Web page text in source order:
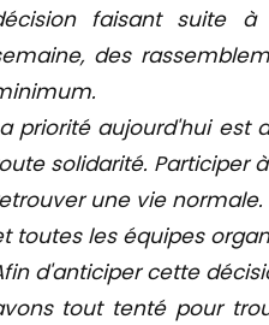
faisant suite à
des
priorité aujourd'hui est
solidarité. Participer
une vie
toutes les équipes
d'anticiper cette
tout tenté pour